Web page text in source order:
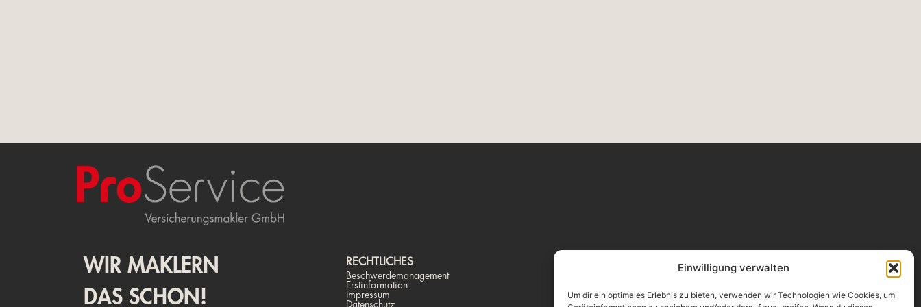
Einwilligung verwalten
Um dir ein optimales Erlebnis zu bieten, verwenden wir Technologien wie Cookies, um
WIR MAKLERN
DAS SCHON!
RECHTLICHES
Beschwerdemanagement
Erstinformation
Impressum
Datenschutz
ProService Versicherungsmakler GmbH
Tel.: 0221 / 931 254 - 0
mail@proservicekoeln.de